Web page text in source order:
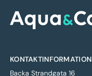
KONTAKTINFORMATION
Backa Strandgata 16